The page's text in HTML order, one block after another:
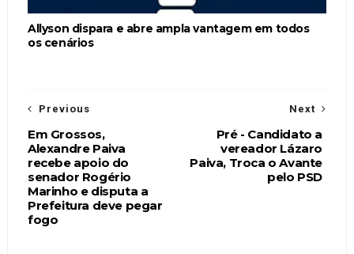
Allyson dispara e abre ampla vantagem em todos
os cenários
Next
Pré - Candidato a
vereador Lázaro
Paiva, Troca o Avante
pelo PSD
Previous
Em Grossos,
Alexandre Paiva
recebe apoio do
senador Rogério
Marinho e disputa a
Prefeitura deve pegar
fogo